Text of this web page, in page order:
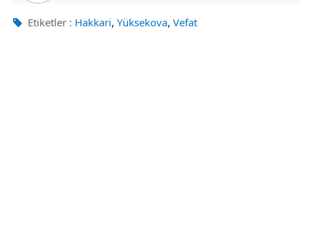
Etiketler : Hakkari, Yüksekova, Vefat